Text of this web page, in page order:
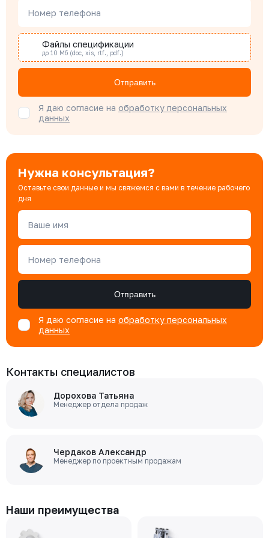
Специалист отдела снабжения
Бондарюк Евгения
Специалист отдела продаж
Номер телефона
Файлы спецификации
до 10 Мб (doc, xis, rtf., pdf.)
Отправить
Я даю согласие на обработку персональных
данных
Нужна консультация?
Оставьте свои данные и мы свяжемся с вами в течение рабочего
дня
Ваше имя
Номер телефона
Отправить
Я даю согласие на обработку персональных
данных
Контакты специалистов
Дорохова Татьяна
Менеджер отдела продаж
Чердаков Александр
Менеджер по проектным продажам
Наши преимущества